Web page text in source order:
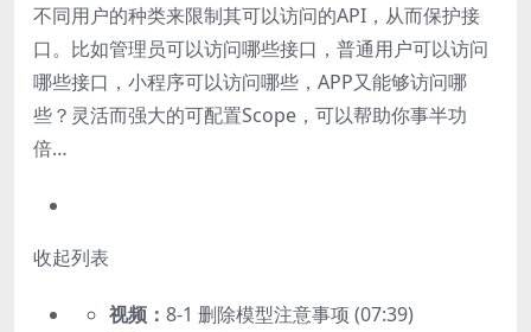
不同用户的种类来限制其可以访问的API，从而保护接
口。比如管理员可以访问哪些接口，普通用户可以访问
哪些接口，小程序可以访问哪些，APP又能够访问哪
些？灵活而强大的可配置Scope，可以帮助你事半功
倍…
收起列表
视频： 8-1 删除模型注意事项 (07:39)